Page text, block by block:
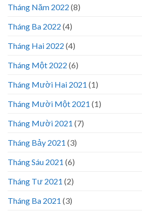
Tháng Năm 2022 (8)
Tháng Ba 2022 (4)
Tháng Hai 2022 (4)
Tháng Một 2022 (6)
Tháng Mười Hai 2021 (1)
Tháng Mười Một 2021 (1)
Tháng Mười 2021 (7)
Tháng Bảy 2021 (3)
Tháng Sáu 2021 (6)
Tháng Tư 2021 (2)
Tháng Ba 2021 (3)